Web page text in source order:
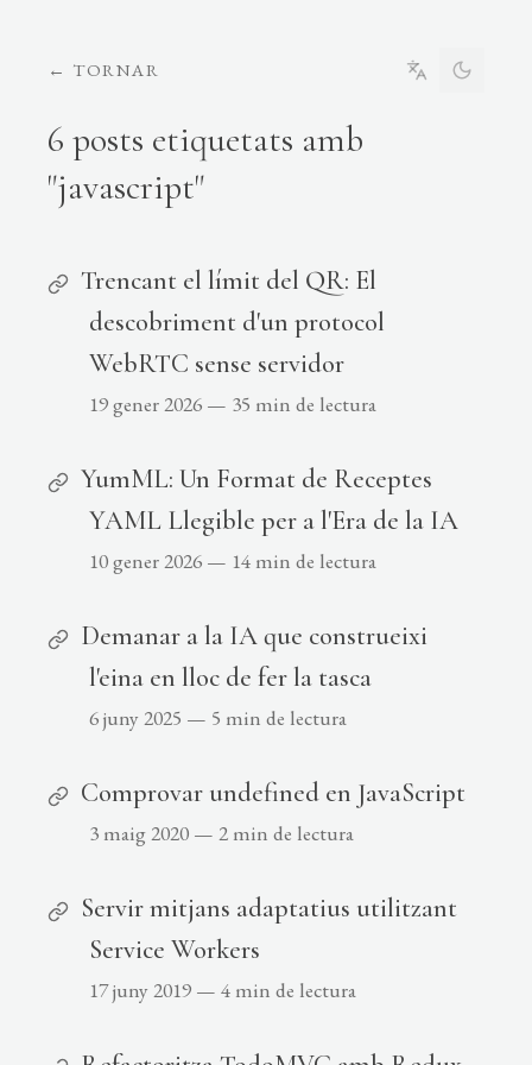
← TORNAR
6 posts etiquetats amb
"javascript"
Trencant el límit del QR: El
descobriment d'un protocol
WebRTC sense servidor
19 gener 2026 — 35 min de lectura
YumML: Un Format de Receptes
YAML Llegible per a l'Era de la IA
10 gener 2026 — 14 min de lectura
Demanar a la IA que construeixi
l'eina en lloc de fer la tasca
6 juny 2025 — 5 min de lectura
Comprovar undefined en JavaScript
3 maig 2020 — 2 min de lectura
Servir mitjans adaptatius utilitzant
Service Workers
17 juny 2019 — 4 min de lectura